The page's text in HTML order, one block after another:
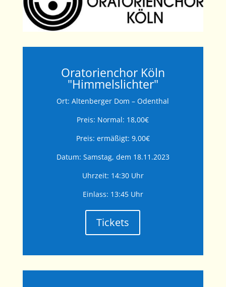
Oratorienchor Köln
"Himmelslichter"
Ort:Altenberger Dom – Odenthal
Preis: Normal: 18,00€
Preis: ermäßigt: 9,00€
Datum: Samstag, dem 18.11.2023
Uhrzeit: 14:30 Uhr
Einlass: 13:45 Uhr
Tickets